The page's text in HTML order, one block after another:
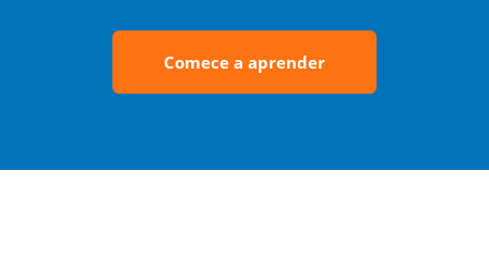
Comece a aprender